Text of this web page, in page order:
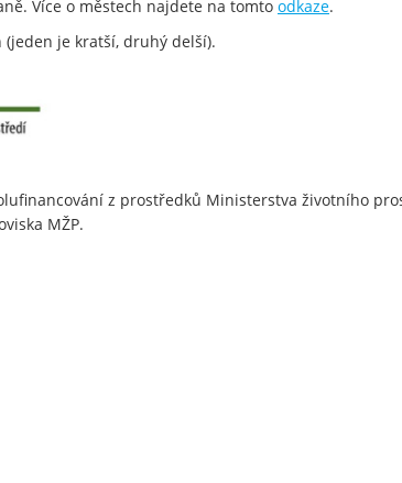
Více o městech najdete na tomto odkaze.
je kratší, druhý delší).
z prostředků Ministerstva životního
MŽP.